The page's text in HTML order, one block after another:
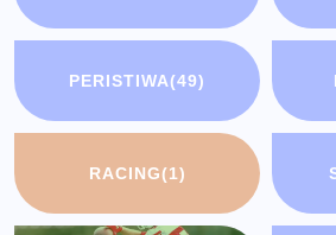
PERISTIWA(49)
RACING(1)